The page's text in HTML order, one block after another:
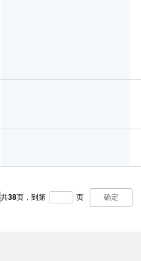
共38页， 到第 页 确定